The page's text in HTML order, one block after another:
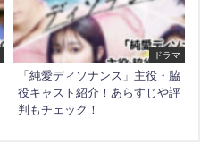
ドラマ
「純愛ディソナンス」主役・脇
役キャスト紹介！あらすじや評
判もチェック！